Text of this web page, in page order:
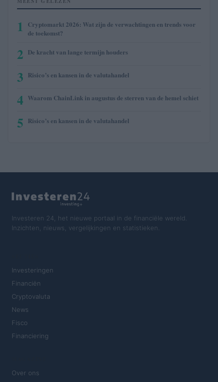
1
Cryptomarkt 2026: Wat zijn de verwachtingen en trends voor
de toekomst?
2 De kracht van lange termijn houders
3 Risico’s en kansen in de valutahandel
4 Waarom ChainLink in augustus de sterren van de hemel schiet
5 Risico’s en kansen in de valutahandel
Investeren 24, het nieuwe portaal in de financiële wereld.
Inzichten, nieuws, vergelijkingen en statistieken.
Investeringen
Financiën
Cryptovaluta
News
Fisco
Financiering
Over ons